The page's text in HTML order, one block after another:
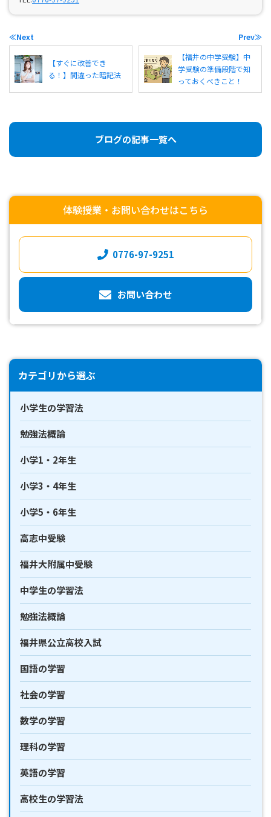
≪Next
【すぐに改善でき
る！】間違った暗記法
Prev≫
【福井の中学受験】中
学受験の準備段階で知
っておくべきこと！
ブログの記事一覧へ
体験授業・お問い合わせはこちら
0776-97-9251
お問い合わせ
カテゴリから選ぶ
小学生の学習法
勉強法概論
小学1・2年生
小学3・4年生
小学5・6年生
高志中受験
福井大附属中受験
中学生の学習法
勉強法概論
福井県公立高校入試
国語の学習
社会の学習
数学の学習
理科の学習
英語の学習
高校生の学習法